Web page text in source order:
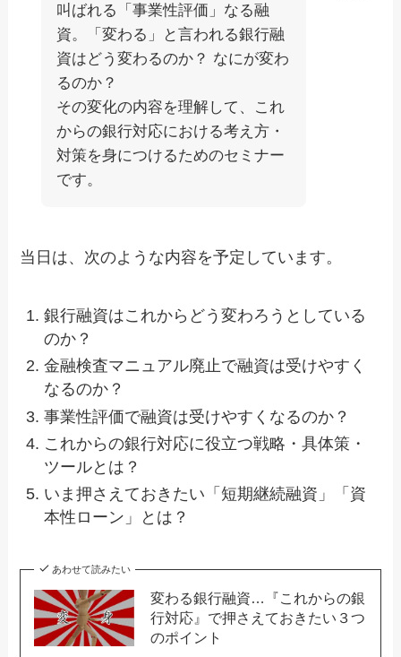
叫ばれる「事業性評価」なる融
資。「変わる」と言われる銀行融
資はどう変わるのか？ なにが変わ
るのか？
その変化の内容を理解して、これ
からの銀行対応における考え方・
対策を身につけるためのセミナー
です。
当日は、次のような内容を予定しています。
銀行融資はこれからどう変わろうとしている
のか？
金融検査マニュアル廃止で融資は受けやすく
なるのか？
事業性評価で融資は受けやすくなるのか？
これからの銀行対応に役立つ戦略・具体策・
ツールとは？
いま押さえておきたい「短期継続融資」「資
本性ローン」とは？
あわせて読みたい
変わる銀行融資…『これからの銀
行対応』で押さえておきたい３つ
のポイント